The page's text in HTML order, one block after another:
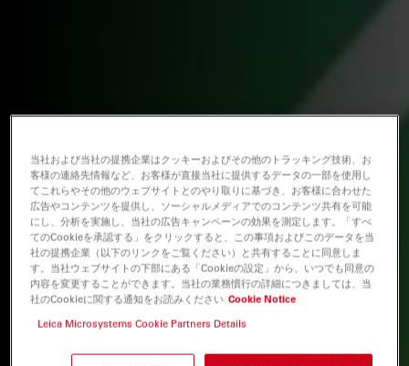
当社および当社の提携企業はクッキーおよびその他のトラッキング技術、お
客様の連絡先情報など、お客様が直接当社に提供するデータの一部を使用し
てこれらやその他のウェブサイトとのやり取りに基づき、お客様に合わせた
広告やコンテンツを提供し、ソーシャルメディアでのコンテンツ共有を可能
にし、分析を実施し、当社の広告キャンペーンの効果を測定します。「すべ
てのCookieを承認する」をクリックすると、この事項およびこのデータを当
社の提携企業（以下のリンクをご覧ください）と共有することに同意しま
す。当社ウェブサイトの下部にある「Cookieの設定」から、いつでも同意の
内容を変更することができます。当社の業務慣行の詳細につきましては、当
社のCookieに関する通知をお読みください Cookie Notice
Leica Microsystems Cookie Partners Details